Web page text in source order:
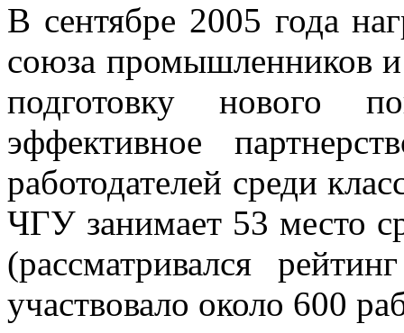
В сентябре 2005 года
союза промышленников
подготовку нового
эффективное
работодателей среди
ЧГУ занимает 53 место
(рассматривался
участвовало около 600